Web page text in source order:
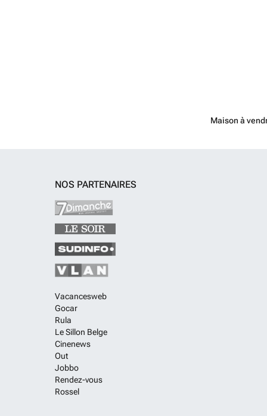
Maison à
NOS PARTENAIRES
Vacancesweb
Gocar
Rula
Le Sillon Belge
Cinenews
Out
Jobbo
Rendez-vous
Rossel